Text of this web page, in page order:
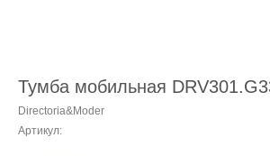
Тумба мобильная
Directoria&Moder
Артикул: